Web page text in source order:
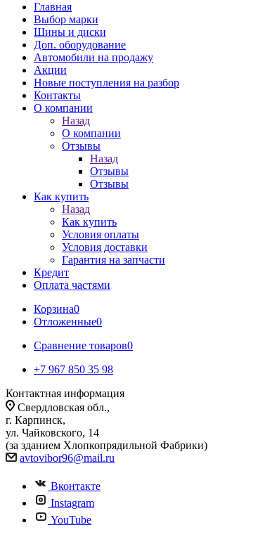
Главная
Выбор марки
Шины и диски
Доп. оборудование
Автомобили на продажу
Акции
Новые поступления на разбор
Контакты
О компании
Назад
О компании
Отзывы
Назад
Отзывы
Отзывы
Как купить
Назад
Как купить
Условия оплаты
Условия доставки
Гарантия на запчасти
Кредит
Оплата частями
Корзина0
Отложенные0
Сравнение товаров0
+7 967 850 35 98
Контактная информация
Свердловская обл.,
г. Карпинск,
ул. Чайковского, 14
(за зданием Хлопкопрядильной Фабрики)
avtovibor96@mail.ru
Вконтакте
Instagram
YouTube